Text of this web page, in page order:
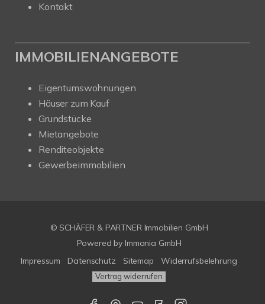
Kontakt
IMMOBILIENANGEBOTE
Eigentumswohnungen
Häuser zum Kauf
Grundstücke
Mietangebote
Renditeobjekte
Gewerbeimmobilien
© SCHÄFER & PARTNER Immobilien GmbH
Powered by Immonia GmbH
Impressum
Datenschutz Sitemap Widerrufsbelehrung
Vertrag widerrufen